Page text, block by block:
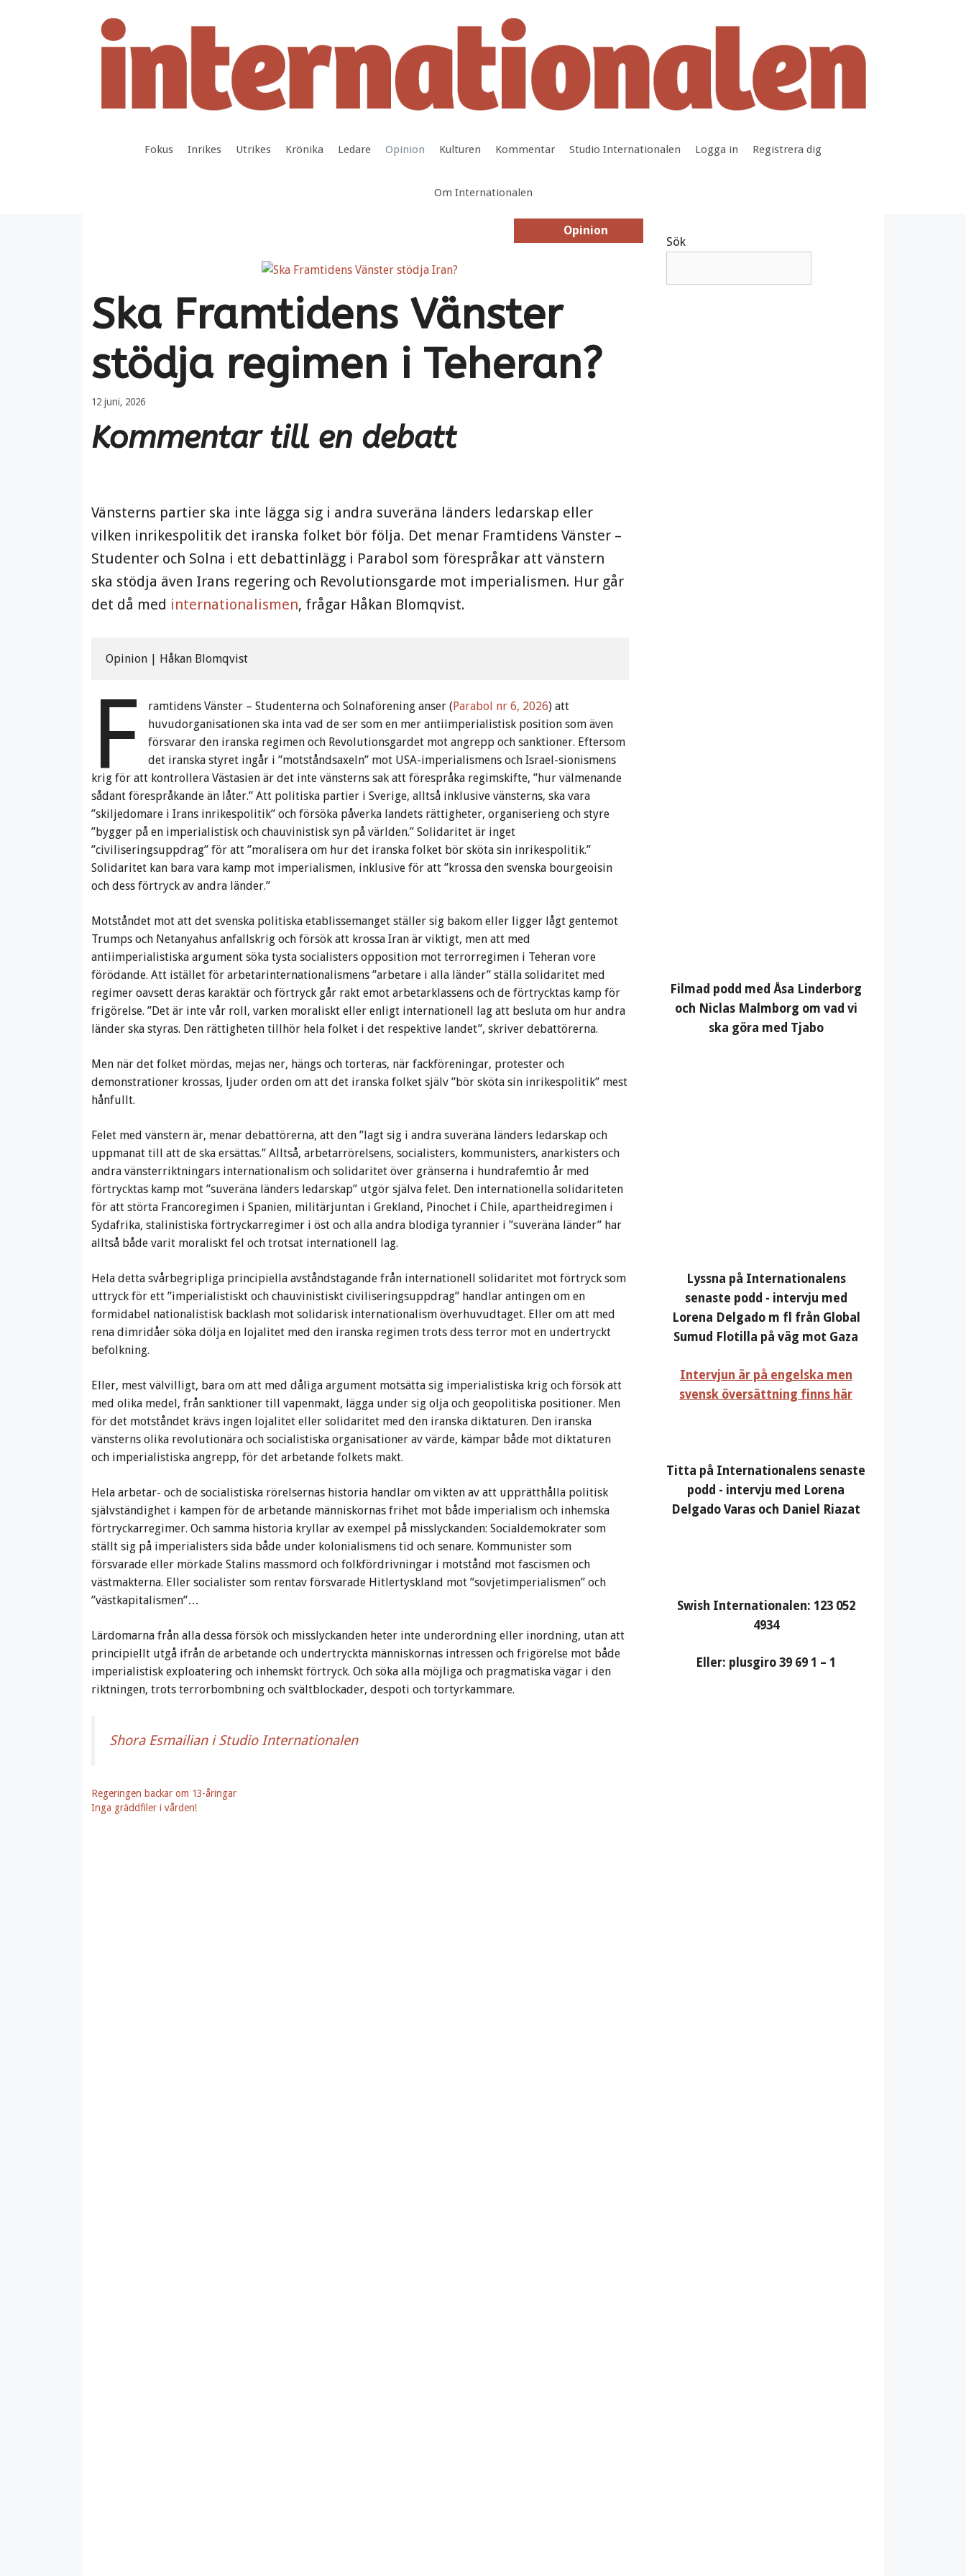
Fokus Inrikes Utrikes Krönika Ledare Opinion Kulturen Kommentar Studio Internationalen Logga in Registrera dig
Om Internationalen
Opinion
Opinion
Ska Framtidens Vänster
stödja regimen i Teheran?
12 juni, 2026
Kommentar till en debatt
Vänsterns partier ska inte lägga sig i andra suveräna länders ledarskap eller
vilken inrikespolitik det iranska folket bör följa. Det menar Framtidens Vänster –
Studenter och Solna i ett debattinlägg i Parabol som förespråkar att vänstern
ska stödja även Irans regering och Revolutionsgarde mot imperialismen. Hur går
det då med internationalismen, frågar Håkan Blomqvist.
Opinion | Håkan Blomqvist
F ramtidens Vänster – Studenterna och Solnaförening anser (Parabol nr 6, 2026) att
huvudorganisationen ska inta vad de ser som en mer antiimperialistisk position som även
försvarar den iranska regimen och Revolutionsgardet mot angrepp och sanktioner. Eftersom
det iranska styret ingår i ”motståndsaxeln” mot USA-imperialismens och Israel-sionismens
krig för att kontrollera Västasien är det inte vänsterns sak att förespråka regimskifte, ”hur välmenande
sådant förespråkande än låter.” Att politiska partier i Sverige, alltså inklusive vänsterns, ska vara
”skiljedomare i Irans inrikespolitik” och försöka påverka landets rättigheter, organiserieng och styre
”bygger på en imperialistisk och chauvinistisk syn på världen.” Solidaritet är inget
”civiliseringsuppdrag” för att ”moralisera om hur det iranska folket bör sköta sin inrikespolitik.”
Solidaritet kan bara vara kamp mot imperialismen, inklusive för att ”krossa den svenska bourgeoisin
och dess förtryck av andra länder.”
Motståndet mot att det svenska politiska etablissemanget ställer sig bakom eller ligger lågt gentemot
Trumps och Netanyahus anfallskrig och försök att krossa Iran är viktigt, men att med
antiimperialistiska argument söka tysta socialisters opposition mot terrorregimen i Teheran vore
förödande. Att istället för arbetarinternationalismens ”arbetare i alla länder” ställa solidaritet med
regimer oavsett deras karaktär och förtryck går rakt emot arbetarklassens och de förtrycktas kamp för
frigörelse. ”Det är inte vår roll, varken moraliskt eller enligt internationell lag att besluta om hur andra
länder ska styras. Den rättigheten tillhör hela folket i det respektive landet”, skriver debattörerna.
Men när det folket mördas, mejas ner, hängs och torteras, när fackföreningar, protester och
demonstrationer krossas, ljuder orden om att det iranska folket själv ”bör sköta sin inrikespolitik” mest
hånfullt.
Felet med vänstern är, menar debattörerna, att den ”lagt sig i andra suveräna länders ledarskap och
uppmanat till att de ska ersättas.” Alltså, arbetarrörelsens, socialisters, kommunisters, anarkisters och
andra vänsterriktningars internationalism och solidaritet över gränserna i hundrafemtio år med
förtrycktas kamp mot ”suveräna länders ledarskap” utgör själva felet. Den internationella solidariteten
för att störta Francoregimen i Spanien, militärjuntan i Grekland, Pinochet i Chile, apartheidregimen i
Sydafrika, stalinistiska förtryckarregimer i öst och alla andra blodiga tyrannier i ”suveräna länder” har
alltså både varit moraliskt fel och trotsat internationell lag.
Hela detta svårbegripliga principiella avståndstagande från internationell solidaritet mot förtryck som
uttryck för ett ”imperialistiskt och chauvinistiskt civiliseringsuppdrag” handlar antingen om en
formidabel nationalistisk backlash mot solidarisk internationalism överhuvudtaget. Eller om att med
rena dimridåer söka dölja en lojalitet med den iranska regimen trots dess terror mot en undertryckt
befolkning.
Eller, mest välvilligt, bara om att med dåliga argument motsätta sig imperialistiska krig och försök att
med olika medel, från sanktioner till vapenmakt, lägga under sig olja och geopolitiska positioner. Men
för det motståndet krävs ingen lojalitet eller solidaritet med den iranska diktaturen. Den iranska
vänsterns olika revolutionära och socialistiska organisationer av värde, kämpar både mot diktaturen
och imperialistiska angrepp, för det arbetande folkets makt.
Hela arbetar- och de socialistiska rörelsernas historia handlar om vikten av att upprätthålla politisk
självständighet i kampen för de arbetande människornas frihet mot både imperialism och inhemska
förtryckarregimer. Och samma historia kryllar av exempel på misslyckanden: Socialdemokrater som
ställt sig på imperialisters sida både under kolonialismens tid och senare. Kommunister som
försvarade eller mörkade Stalins massmord och folkfördrivningar i motstånd mot fascismen och
västmakterna. Eller socialister som rentav försvarade Hitlertyskland mot ”sovjetimperialismen” och
”västkapitalismen”…
Lärdomarna från alla dessa försök och misslyckanden heter inte underordning eller inordning, utan att
principiellt utgå ifrån de arbetande och undertryckta människornas intressen och frigörelse mot både
imperialistisk exploatering och inhemskt förtryck. Och söka alla möjliga och pragmatiska vägar i den
riktningen, trots terrorbombning och svältblockader, despoti och tortyrkammare.
Shora Esmailian i Studio Internationalen
Regeringen backar om 13-åringar
Inga gräddfiler i vården!
Sök
Filmad podd med Åsa Linderborg
och Niclas Malmborg om vad vi
ska göra med Tjabo
Lyssna på Internationalens
senaste podd - intervju med
Lorena Delgado m fl från Global
Sumud Flotilla på väg mot Gaza
Intervjun är på engelska men
svensk översättning finns här
Titta på Internationalens senaste
podd - intervju med Lorena
Delgado Varas och Daniel Riazat
Swish Internationalen: 123 052
4934
Eller: plusgiro 39 69 1 – 1